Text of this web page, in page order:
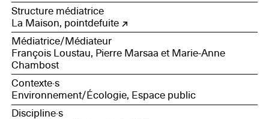
Structure médiatrice
La Maison, pointdefuite
Médiatrice/Médiateur
François Loustau, Pierre Marsaa et Marie-Anne
Chambost
Contexte·s
Environnement/Écologie, Espace public
Discipline·s